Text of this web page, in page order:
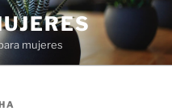
mujeres